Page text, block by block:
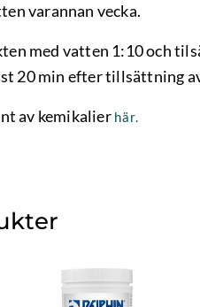
varannan vecka.
med vatten 1:10 och
20 min efter tillsättning
av kemikalier här.